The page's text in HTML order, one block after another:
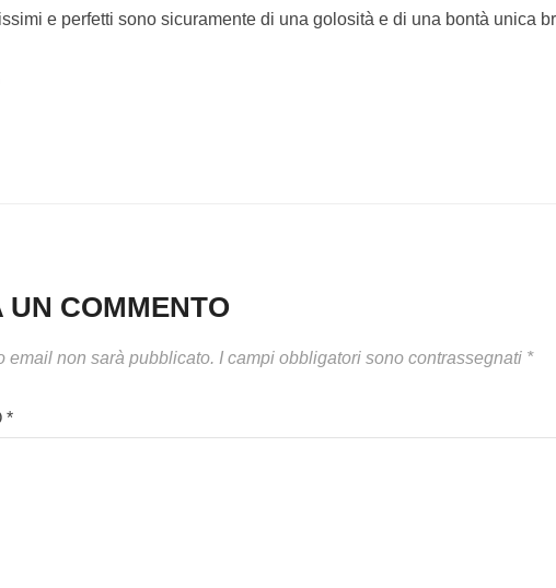
e perfetti sono sicuramente di una golosità e di una bontà unica
UN COMMENTO
email non sarà pubblicato. I campi obbligatori sono contrassegnati *
*